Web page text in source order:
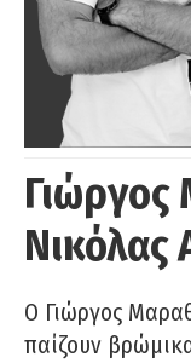
Γιώργος
Νικόλας
Ο Γιώργος
παίζουν